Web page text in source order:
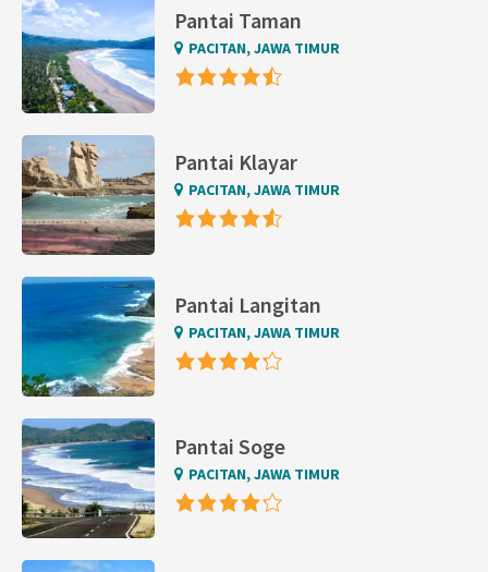
Pantai Taman
PACITAN, JAWA TIMUR
Pantai Klayar
PACITAN, JAWA TIMUR
Pantai Langitan
PACITAN, JAWA TIMUR
Pantai Soge
PACITAN, JAWA TIMUR